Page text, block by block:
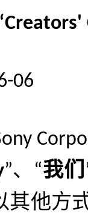
06
”、 “我们
其他方